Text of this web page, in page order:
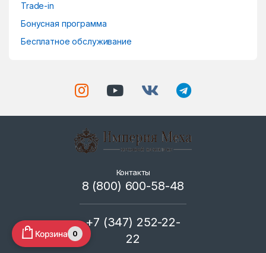
Trade-in
Бонусная программа
Бесплатное обслуживание
Контакты
8 (800) 600-58-48
+7 (347) 252-22-
22
Корзина 0